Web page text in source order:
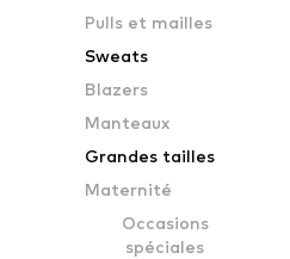
Pulls et mailles
Sweats
Blazers
Manteaux
Grandes tailles
Maternité
Occasions
spéciales